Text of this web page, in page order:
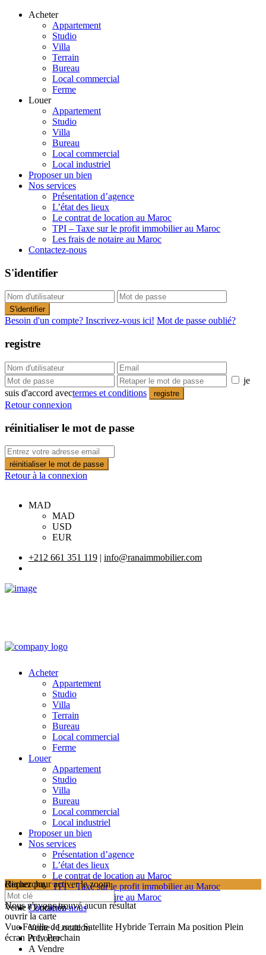
Acheter
Appartement
Studio
Villa
Terrain
Bureau
Local commercial
Ferme
Louer
Appartement
Studio
Villa
Bureau
Local commercial
Local industriel
Proposer un bien
Nos services
Présentation d’agence
L’état des lieux
Le contrat de location au Maroc
TPI – Taxe sur le profit immobilier au Maroc
Les frais de notaire au Maroc
Contactez-nous
S'identifier
S'identifier
Besoin d'un compte? Inscrivez-vous ici! Mot de passe oublié?
registre
je
suis d'accord avectermes et conditions registre
Retour connexion
réinitialiser le mot de passe
réinitialiser le mot de passe
Retour à la connexion
MAD
MAD
USD
EUR
+212 661 351 119 | info@ranaimmobilier.com
Acheter
Appartement
Studio
Villa
Terrain
Bureau
Local commercial
Ferme
Louer
Appartement
Studio
Villa
Bureau
Local commercial
Local industriel
Proposer un bien
Nos services
Présentation d’agence
L’état des lieux
Le contrat de location au Maroc
TPI – Taxe sur le profit immobilier au Maroc
Les frais de notaire au Maroc
Contactez-nous
cliquez pour activer le zoom
searching...
Nous n'avons trouvé aucun résultat
ouvrir la carte
Vue Feuille de route Satellite Hybride Terrain Ma position Plein
écran Prev Prochain
Recherche
Vente / Location
Vente / Location
A Louer
A Vendre